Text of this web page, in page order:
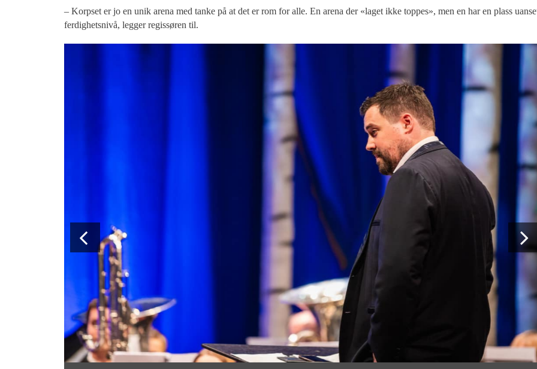
– Korpset er jo en unik arena med tanke på at det er rom for alle. En arena der «laget ikke toppes», men en har en plass
ferdighetsnivå, legger regissøren til.